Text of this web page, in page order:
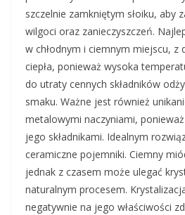
szczelnie zamkniętym słoiku, aby
wilgoci oraz zanieczyszczeń.
w chłodnym i ciemnym miejscu, z
ciepła, ponieważ wysoka
do utraty cennych składników
smaku. Ważne jest również
metalowymi naczyniami,
jego składnikami. Idealnym
ceramiczne pojemniki. Ciemny
jednak z czasem może ulegać
naturalnym procesem.
negatywnie na jego właściwości